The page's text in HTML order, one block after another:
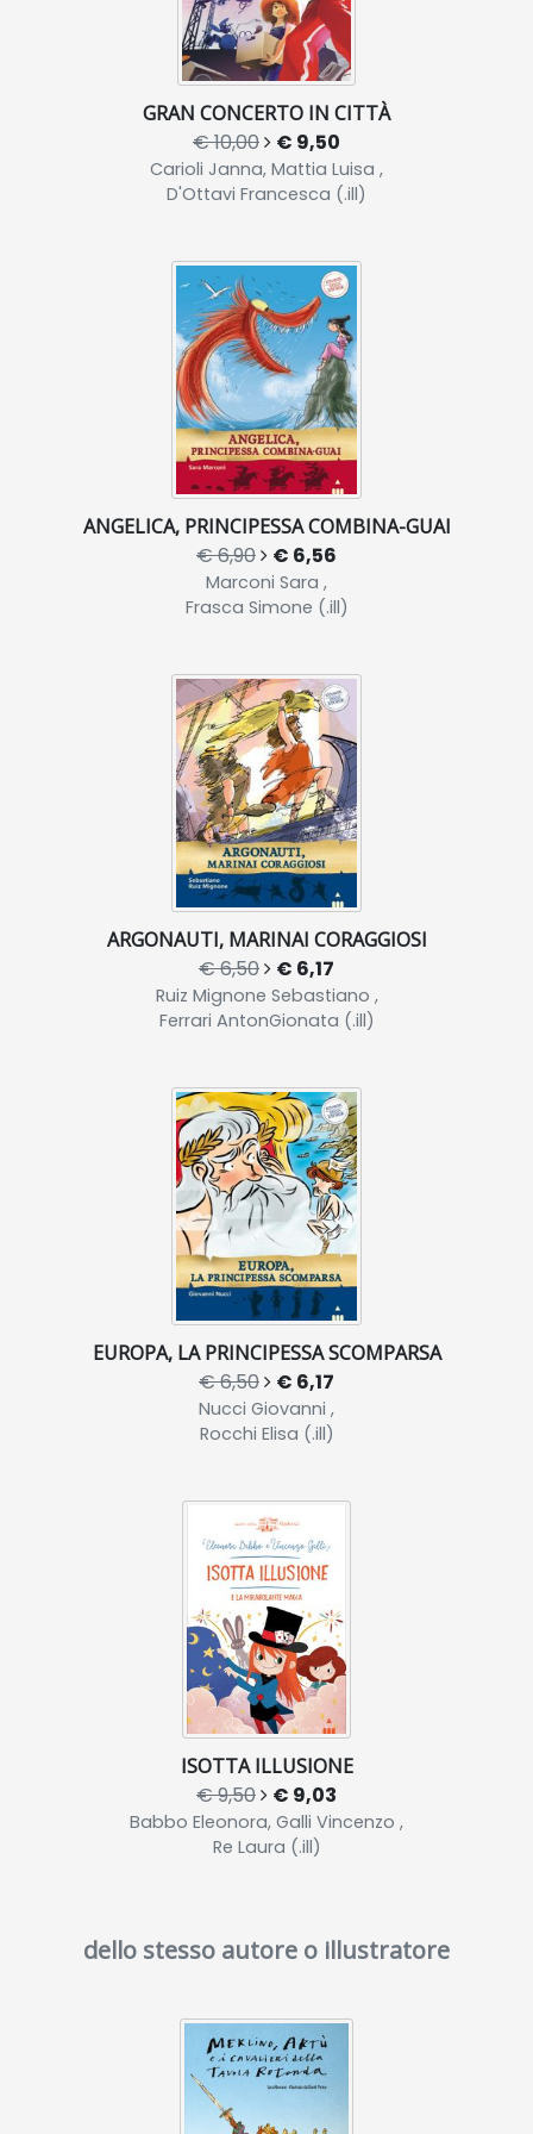
GRAN CONCERTO IN CITTÀ
€ 10,00 € 9,50
Carioli Janna, Mattia Luisa ,
D'Ottavi Francesca (.ill)
ANGELICA, PRINCIPESSA COMBINA-GUAI
€ 6,90 € 6,56
Marconi Sara ,
Frasca Simone (.ill)
ARGONAUTI, MARINAI CORAGGIOSI
€ 6,50 € 6,17
Ruiz Mignone Sebastiano ,
Ferrari AntonGionata (.ill)
EUROPA, LA PRINCIPESSA SCOMPARSA
€ 6,50 € 6,17
Nucci Giovanni ,
Rocchi Elisa (.ill)
ISOTTA ILLUSIONE
€ 9,50 € 9,03
Babbo Eleonora, Galli Vincenzo ,
Re Laura (.ill)
dello stesso autore o illustratore